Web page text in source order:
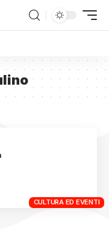
CULTURA ED EVENTI